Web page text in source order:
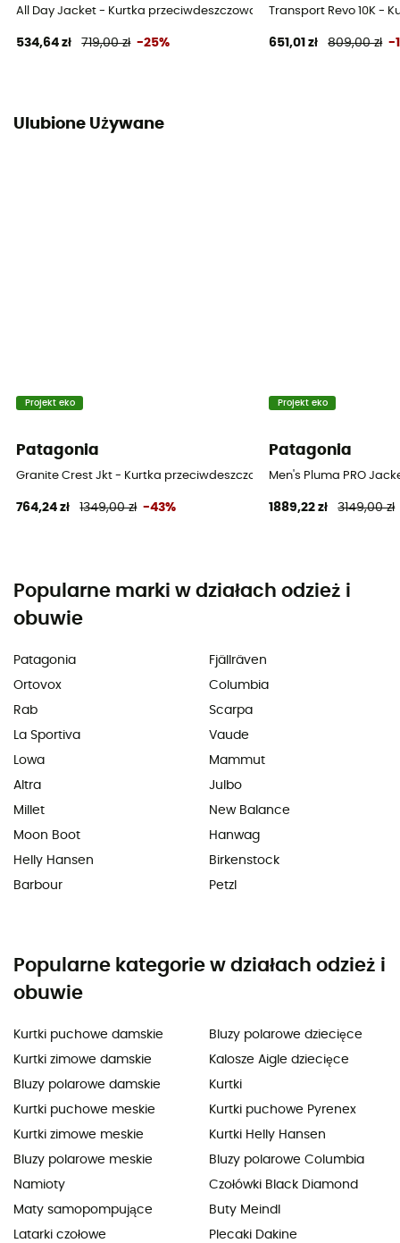
All Day Jacket - Kurtka przeciwdeszczowa meska
534,64 zł 719,00 zł -25%
Transport Revo 10K -
651,01 zł 809,00 zł -
Ulubione Używane
Projekt eko
Patagonia
Granite Crest Jkt - Kurtka przeciwdeszczowa meska
764,24 zł 1349,00 zł -43%
Projekt eko
Patagonia
Men's Pluma PRO
1889,22 zł 3149,00 zł
Popularne marki w działach odzież i
obuwie
Patagonia
Ortovox
Rab
La Sportiva
Lowa
Altra
Millet
Moon Boot
Helly Hansen
Barbour
Fjällräven
Columbia
Scarpa
Vaude
Mammut
Julbo
New Balance
Hanwag
Birkenstock
Petzl
Popularne kategorie w działach odzież i
obuwie
Kurtki puchowe damskie
Kurtki zimowe damskie
Bluzy polarowe damskie
Kurtki puchowe meskie
Kurtki zimowe meskie
Bluzy polarowe meskie
Namioty
Maty samopompujące
Latarki czołowe
Bluzy polarowe dziecięce
Kalosze Aigle dziecięce
Kurtki
Kurtki puchowe Pyrenex
Kurtki Helly Hansen
Bluzy polarowe Columbia
Czołówki Black Diamond
Buty Meindl
Plecaki Dakine